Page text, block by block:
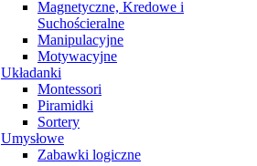
Magnetyczne, Kredowe i
Suchościeralne
Manipulacyjne
Motywacyjne
Układanki
Montessori
Piramidki
Sortery
Umysłowe
Zabawki logiczne